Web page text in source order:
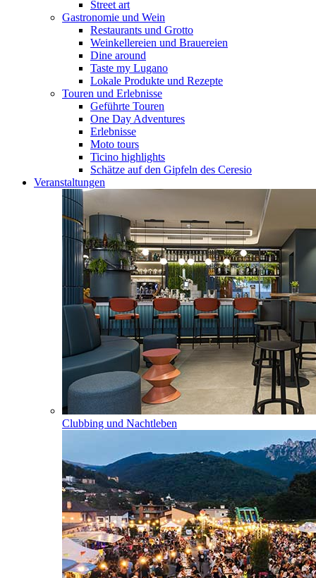
Street art
Gastronomie und Wein
Restaurants und Grotto
Weinkellereien und Brauereien
Dine around
Taste my Lugano
Lokale Produkte und Rezepte
Touren und Erlebnisse
Geführte Touren
One Day Adventures
Erlebnisse
Moto tours
Ticino highlights
Schätze auf den Gipfeln des Ceresio
Veranstaltungen
Clubbing und Nachtleben